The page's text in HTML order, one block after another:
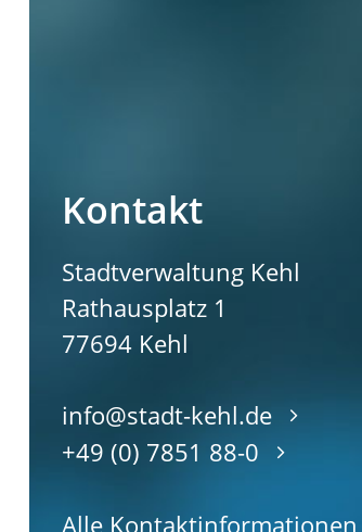
Kontakt
Stadtverwaltung Kehl
Rathausplatz 1
77694 Kehl
info@stadt-kehl.de
+49 (0) 7851 88-0
Alle Kontaktinformationen